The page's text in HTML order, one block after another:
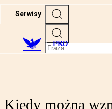
Serwisy
PRO
Kiedy można